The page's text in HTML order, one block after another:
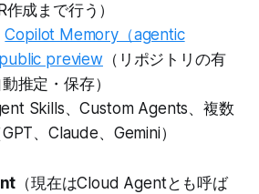
成まで行う）
Copilot Memory（agentic
preview （リポジトリの有
推定・保存）
Skills、Custom Agents、複数
、Claude、Gemini）
（現在はCloud Agentとも呼ば